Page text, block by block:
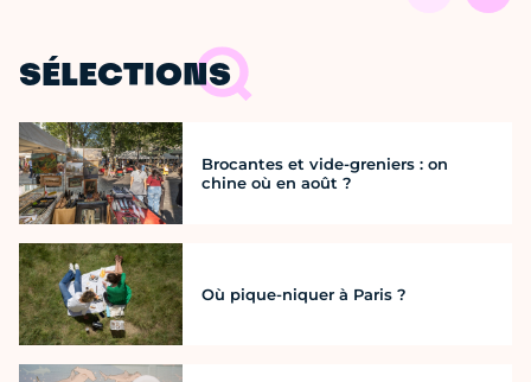
SÉLECTIONS
Brocantes et vide-greniers : on
chine où en août ?
Où pique-niquer à Paris ?